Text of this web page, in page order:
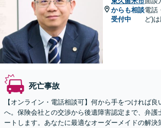
からも相談
受付中
電話
ど)
死亡事故
【オンライン・電話相談可】何から手をつければ
へ。保険会社との交渉から後遺障害認定まで、弁護
ートします。あなたに最適なオーダーメイドの解決